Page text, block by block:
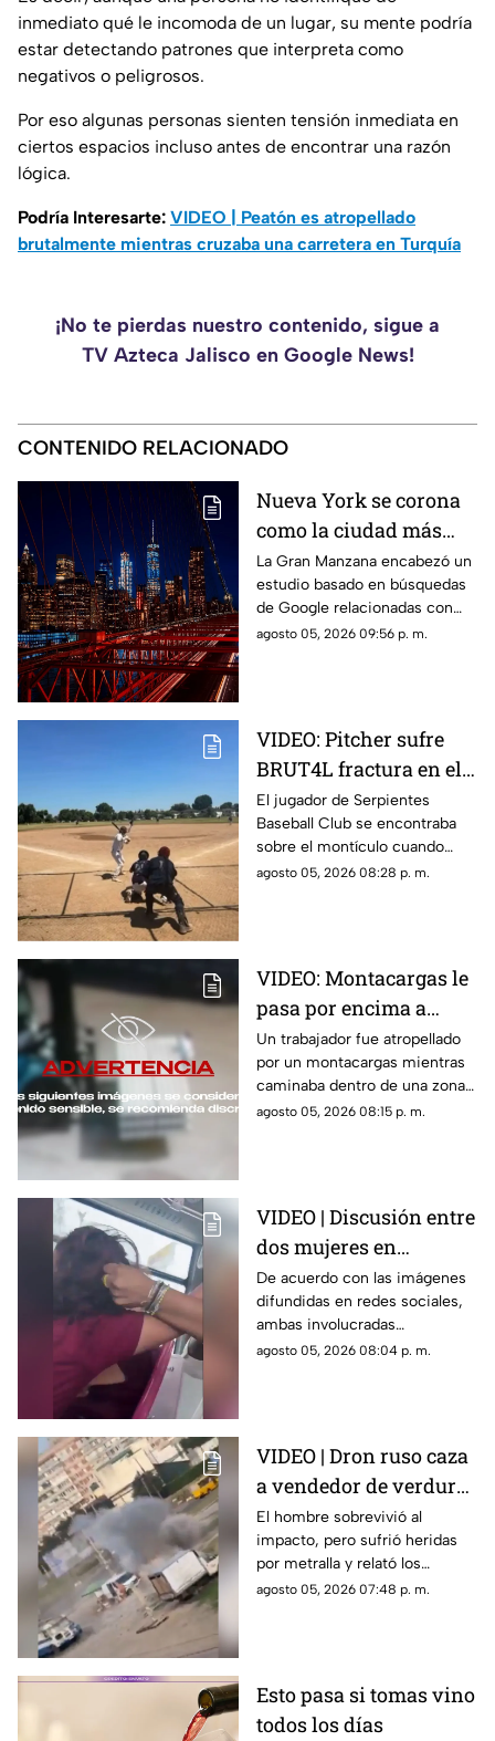
inmediato qué le incomoda de un lugar, su mente podría
estar detectando patrones que interpreta como
negativos o peligrosos.
Por eso algunas personas sienten tensión inmediata en
ciertos espacios incluso antes de encontrar una razón
lógica.
Podría Interesarte: VIDEO | Peatón es atropellado
brutalmente mientras cruzaba una carretera en Turquía
¡No te pierdas nuestro contenido, sigue a
TV Azteca Jalisco en Google News!
CONTENIDO RELACIONADO
Nueva York se corona
como la ciudad más
romántica de Estados
Unidos
La Gran Manzana encabezó un
estudio basado en búsquedas
de Google relacionadas con
citas, restaurantes, propuestas
agosto 05, 2026 09:56 p. m.
VIDEO: Pitcher sufre
BRUT4L fractura en el
brazo mientras lanzaba
El jugador de Serpientes
Baseball Club se encontraba
sobre el montículo cuando
inició el movimiento para
agosto 05, 2026 08:28 p. m.
VIDEO: Montacargas le
pasa por encima a
trabajador dentro de
una bodega
Un trabajador fue atropellado
por un montacargas mientras
caminaba dentro de una zona
de trabajo; cámaras de
agosto 05, 2026 08:15 p. m.
VIDEO | Discusión entre
dos mujeres en
transporte público
termina en jalones de
cabello
De acuerdo con las imágenes
difundidas en redes sociales,
ambas involucradas
comenzaron a intercambiar
agosto 05, 2026 08:04 p. m.
VIDEO | Dron ruso caza
a vendedor de verduras
en Ucrania y le arroja
un explosivo
El hombre sobrevivió al
impacto, pero sufrió heridas
por metralla y relató los
momentos de terror antes de
agosto 05, 2026 07:48 p. m.
Esto pasa si tomas vino
todos los días